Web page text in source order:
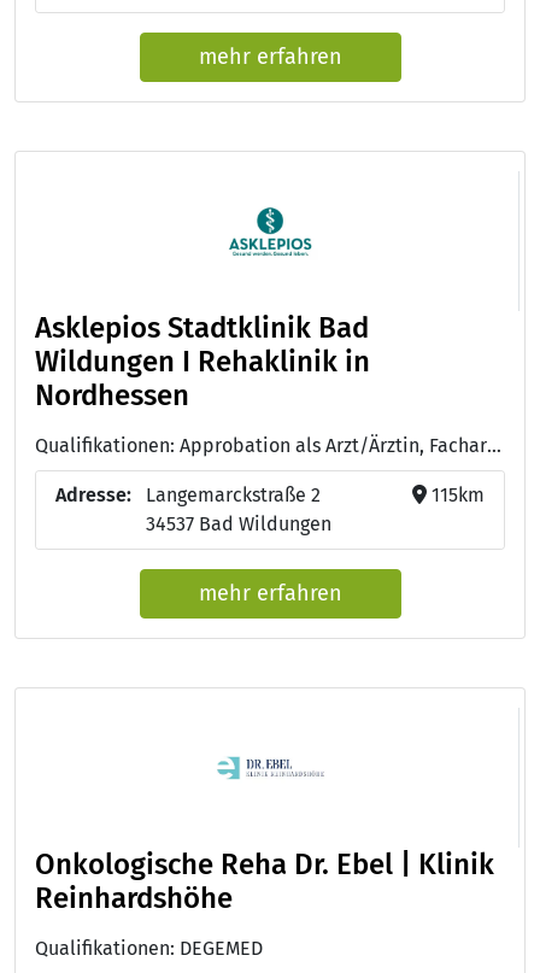
mehr erfahren
Asklepios Stadtklinik Bad
Wildungen I Rehaklinik in
Nordhessen
Qualifikationen: Approbation als Arzt/Ärztin, Facharzt/Fachärztin für Innere Medizin, Facharzt/Fachärztin für Urologie, Ausbildung zum/zur Pflegefachmann/-frau
Adresse:
Langemarckstraße 2
34537 Bad Wildungen
115km
mehr erfahren
Onkologische Reha Dr. Ebel | Klinik
Reinhardshöhe
Qualifikationen: DEGEMED